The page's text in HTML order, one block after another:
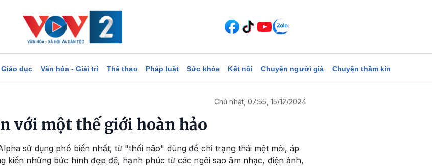
Giáo dục Văn hóa - Giải trí Thể thao Pháp luật Sức khỏe Kết nối Chuyện người già Chuyện thầm kín
Chủ nhật, 07:55, 15/12/2024
với một thế giới hoàn hảo
sử dụng phổ biến nhất, từ "thối não" dùng để chỉ trạng thái mệt mỏi, áp
kiến những bức hình đẹp đẽ, hạnh phúc từ các ngôi sao âm nhạc, điện ảnh,